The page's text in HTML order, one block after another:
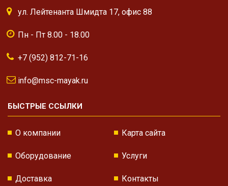
ул. Лейтенанта Шмидта 17, офис 88
Пн - Пт 8.00 - 18.00
+7 (952) 812-71-16
info@msc-mayak.ru
БЫСТРЫЕ ССЫЛКИ
О компании Карта сайта
Оборудование Услуги
Доставка Контакты